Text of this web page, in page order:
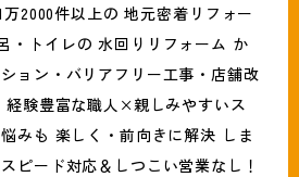
2000件以上の 地元密着リフォー
・トイレの 水回りリフォーム か
ョン・バリアフリー工事・店舗改
経験豊富な職人×親しみやすいス
みも 楽しく・前向きに解決 しま
ピード対応＆しつこい営業なし！